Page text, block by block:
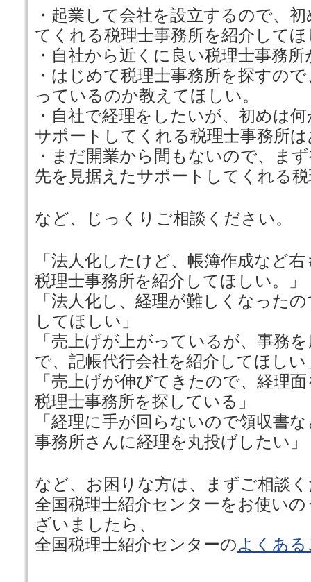
・起業して会社を設立するので、
てくれる税理士事務所を紹介して
・自社から近くに良い税理士事務
・はじめて税理士事務所を探すの
っているのか教えてほしい。
・自社で経理をしたいが、初めは
サポートしてくれる税理士事務所
・まだ開業から間もないので、ま
先を見据えたサポートしてくれる
など、じっくりご相談ください。
「法人化したけど、帳簿作成など
税理士事務所を紹介してほしい。」
「法人化し、経理が難しくなった
してほしい」
「売上げが上がっているが、事務
で、記帳代行会社を紹介してほしい
「売上げが伸びてきたので、経理
税理士事務所を探している」
「経理に手が回らないので領収書
事務所さんに経理を丸投げしたい」
など、お困りな方は、まずご相談
全国税理士紹介センターをお使い
ざいましたら、
全国税理士紹介センターのよくあ